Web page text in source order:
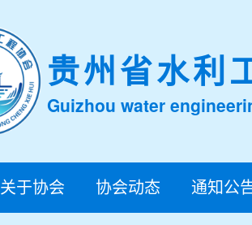
贵州省水利
Guizhou water
关于协会 协会动态 通知公